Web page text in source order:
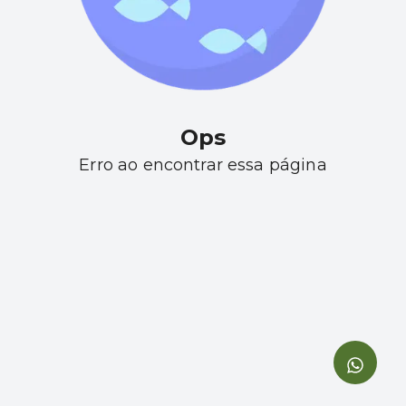
Ops
Erro ao encontrar essa página